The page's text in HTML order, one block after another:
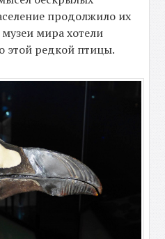
продолжило их
мира хотели
этой редкой птицы.